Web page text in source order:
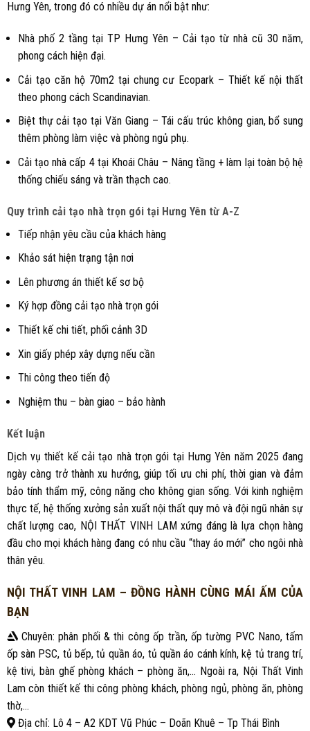
Hưng Yên, trong đó có nhiều dự án nổi bật như:
Nhà phố 2 tầng tại TP Hưng Yên – Cải tạo từ nhà cũ 30 năm,
phong cách hiện đại.
Cải tạo căn hộ 70m2 tại chung cư Ecopark – Thiết kế nội thất
theo phong cách Scandinavian.
Biệt thự cải tạo tại Văn Giang – Tái cấu trúc không gian, bổ sung
thêm phòng làm việc và phòng ngủ phụ.
Cải tạo nhà cấp 4 tại Khoái Châu – Nâng tầng + làm lại toàn bộ hệ
thống chiếu sáng và trần thạch cao.
Quy trình cải tạo nhà trọn gói tại Hưng Yên từ A-Z
Tiếp nhận yêu cầu của khách hàng
Khảo sát hiện trạng tận nơi
Lên phương án thiết kế sơ bộ
Ký hợp đồng cải tạo nhà trọn gói
Thiết kế chi tiết, phối cảnh 3D
Xin giấy phép xây dựng nếu cần
Thi công theo tiến độ
Nghiệm thu – bàn giao – bảo hành
Kết luận
Dịch vụ thiết kế cải tạo nhà trọn gói tại Hưng Yên năm 2025 đang
ngày càng trở thành xu hướng, giúp tối ưu chi phí, thời gian và đảm
bảo tính thẩm mỹ, công năng cho không gian sống. Với kinh nghiệm
thực tế, hệ thống xưởng sản xuất nội thất quy mô và đội ngũ nhân sự
chất lượng cao, NỘI THẤT VINH LAM xứng đáng là lựa chọn hàng
đầu cho mọi khách hàng đang có nhu cầu “thay áo mới” cho ngôi nhà
thân yêu.
NỘI THẤT VINH LAM – ĐỒNG HÀNH CÙNG MÁI ẤM CỦA
BẠN
Chuyên: phân phối & thi công ốp trần, ốp tường PVC Nano, tấm
ốp sàn PSC, tủ bếp, tủ quần áo, tủ quần áo cánh kính, kệ tủ trang trí,
kệ tivi, bàn ghế phòng khách – phòng ăn,… Ngoài ra, Nội Thất Vinh
Lam còn thiết kế thi công phòng khách, phòng ngủ, phòng ăn, phòng
thờ,…
Địa chỉ: Lô 4 – A2 KDT Vũ Phúc – Doãn Khuê – Tp Thái Bình